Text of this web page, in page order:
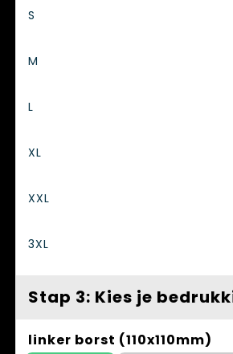
S
M
L
XL
XXL
3XL
Stap 3: Kies je
linker borst (110x110mm)